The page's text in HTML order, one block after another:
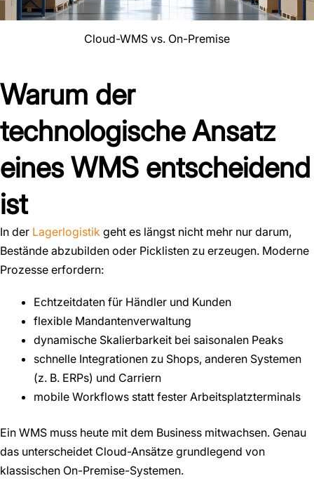
Cloud-WMS vs. On-Premise
Warum der
technologische Ansatz
eines WMS entscheidend
ist
In der Lagerlogistik geht es längst nicht mehr nur darum,
Bestände abzubilden oder Picklisten zu erzeugen. Moderne
Prozesse erfordern:
Echtzeitdaten für Händler und Kunden
flexible Mandantenverwaltung
dynamische Skalierbarkeit bei saisonalen Peaks
schnelle Integrationen zu Shops, anderen Systemen
(z. B. ERPs) und Carriern
mobile Workflows statt fester Arbeitsplatzterminals
Ein WMS muss heute mit dem Business mitwachsen. Genau
das unterscheidet Cloud-Ansätze grundlegend von
klassischen On-Premise-Systemen.